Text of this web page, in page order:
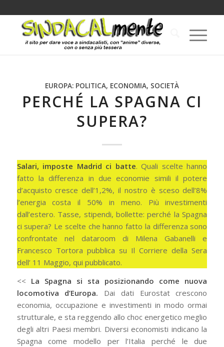
EUROPA: POLITICA, ECONOMIA, SOCIETÀ
PERCHÉ LA SPAGNA CI
SUPERA?
Salari, imposte Madrid ci batte. Quali scelte hanno
fatto la differenza in due economie simili il potere
d’acquisto cresce dell’1,2%, il nostro è sceso dell’8%
l’energia costa il 50% in meno. Più investimenti
dall’estero. Tasse, stipendi, bollette: perché la Spagna
ci supera? Le scelte che hanno fatto la differenza sono
confrontate nel dataroom di Milena Gabanelli e
Francesco Tortora pubblica su Il Corriere della Sera
dell’ 11 Maggio, qui pubblicato.
<< La Spagna si sta posizionando come nuova
locomotiva d’Europa. Dai dati Eurostat crescono
economia, occupazione e investimenti in modo ormai
strutturale, e sta reggendo allo choc energetico meglio
degli altri Paesi membri. Diversi economisti indicano la
Spagna come modello per l’Italia perché le due